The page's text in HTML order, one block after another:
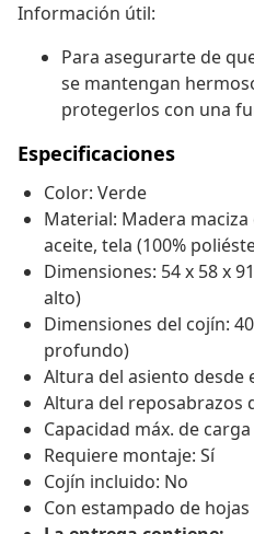
Información útil:
Para asegurarte de
se mantengan
protegerlos con una
Especificaciones
Color: Verde
Material: Madera maciza
aceite, tela (100%
Dimensiones: 54 x 58 x
alto)
Dimensiones del cojín:
profundo)
Altura del asiento desde
Altura del reposabrazos
Capacidad máx. de
Requiere montaje: Sí
Cojín incluido: No
Con estampado de hojas